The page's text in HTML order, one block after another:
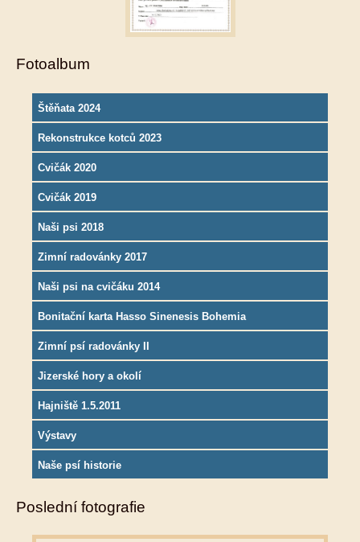
Fotoalbum
Štěňata 2024
Rekonstrukce kotců 2023
Cvičák 2020
Cvičák 2019
Naši psi 2018
Zimní radovánky 2017
Naši psi na cvičáku 2014
Bonitační karta Hasso Sinenesis Bohemia
Zimní psí radovánky II
Jizerské hory a okolí
Hajniště 1.5.2011
Výstavy
Naše psí historie
Poslední fotografie